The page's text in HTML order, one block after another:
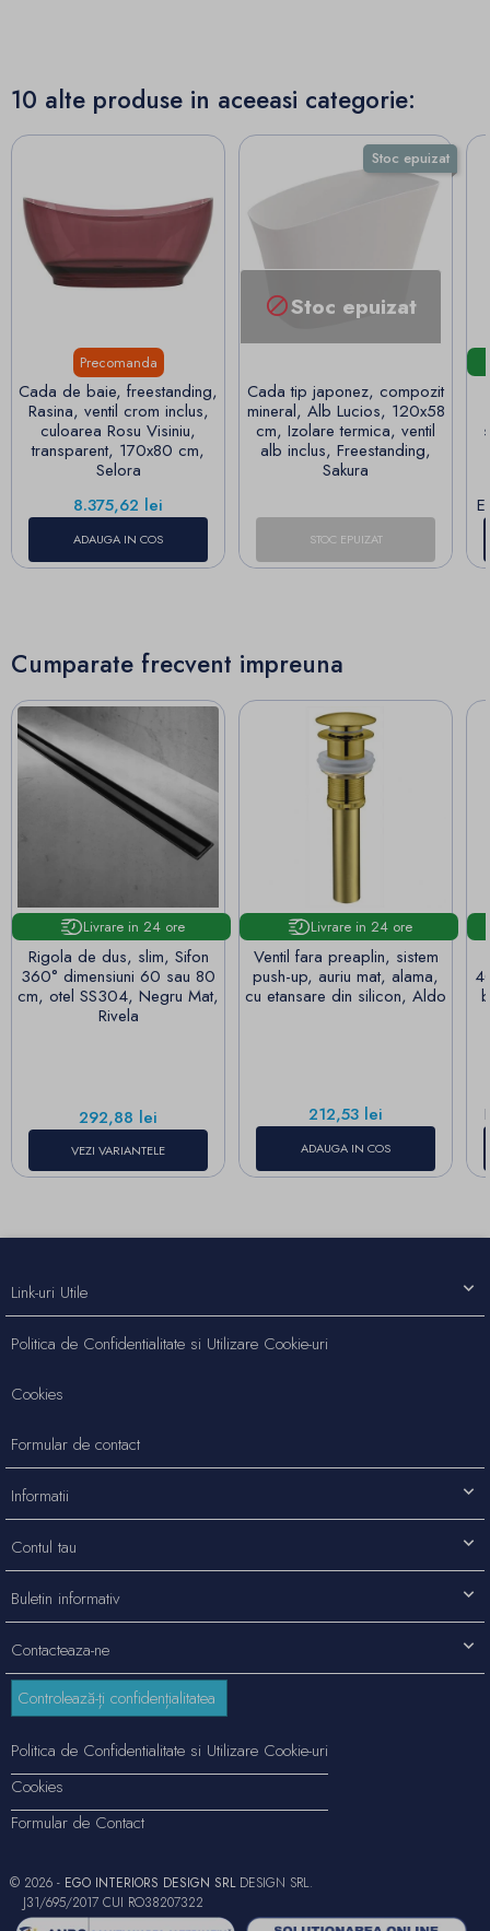
10 alte produse in aceeasi categorie:
Precomanda
Cada de baie, freestanding,
Rasina, ventil crom inclus,
culoarea Rosu Visiniu,
transparent, 170x80 cm,
Selora
Pret
8.375,62 lei
ADAUGA IN COS
Stoc epuizat
Stoc epuizat
Cada tip japonez, compozit
mineral, Alb Lucios, 120x58
cm, Izolare termica, ventil
alb inclus, Freestanding,
Sakura
STOC EPUIZAT
Cumparate frecvent impreuna
Livrare in 24 ore
Rigola de dus, slim, Sifon
360° dimensiuni 60 sau 80
cm, otel SS304, Negru Mat,
Rivela
Pret
292,88 lei
VEZI VARIANTELE
Livrare in 24 ore
Ventil fara preaplin, sistem
push-up, auriu mat, alama,
cu etansare din silicon, Aldo
Pret
212,53 lei
ADAUGA IN COS
Contacteaza-ne
Link-uri Utile
Politica de Confidentialitate si Utilizare Cookie-uri
Cookies
Formular de contact
Informatii
Contul tau
Buletin informativ
Controlează-ți confidențialitatea
Politica de Confidentialitate si Utilizare Cookie-uri
Cookies
Formular de Contact
© 2026 - EGO INTERIORS DESIGN SRLDESIGN SRL.
J31/695/2017 CUI RO38207322